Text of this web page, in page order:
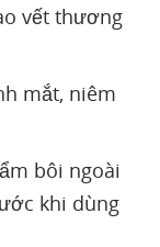
vết thương
mắt, niêm
bôi ngoài
khi dùng